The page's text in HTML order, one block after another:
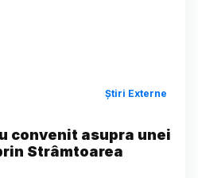
Știri Externe
convenit asupra unei
Strâmtoarea